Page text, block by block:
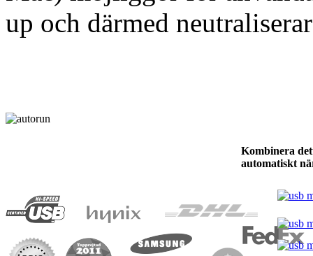
up och därmed
Kombinera
automatiskt